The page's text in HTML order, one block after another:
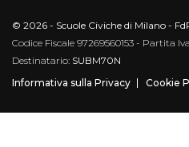
© 2026 - Scuole Civiche di Milano -
Codice Fiscale 97269560153 - Partita
Destinatario: SUBM70N
Informativa sulla Privacy
Cookie